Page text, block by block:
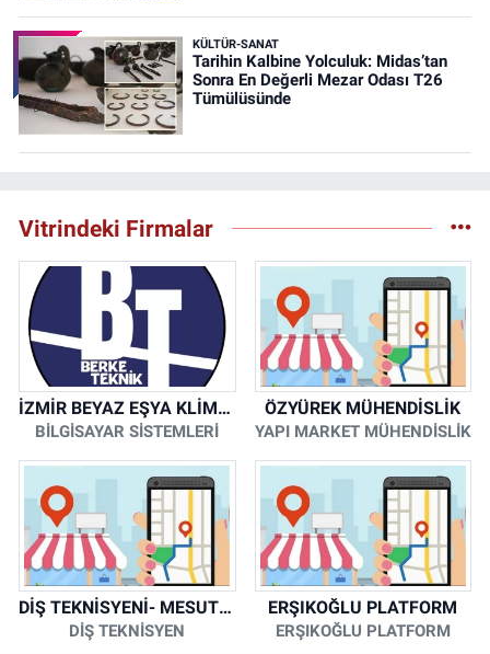
KÜLTÜR-SANAT
Tarihin Kalbine Yolculuk: Midas’tan
Sonra En Değerli Mezar Odası T26
Tümülüsünde
Vitrindeki Firmalar
İZMİR BEYAZ EŞYA KLİMA KOMBİ SERVİSİ
BİLGİSAYAR SİSTEMLERİ
ÖZYÜREK MÜHENDİSLİK
YAPI MARKET MÜHENDİSLİK
DİŞ TEKNİSYENİ- MESUT KORKMAZ
DİŞ TEKNİSYEN
ERŞIKOĞLU PLATFORM
ERŞIKOĞLU PLATFORM